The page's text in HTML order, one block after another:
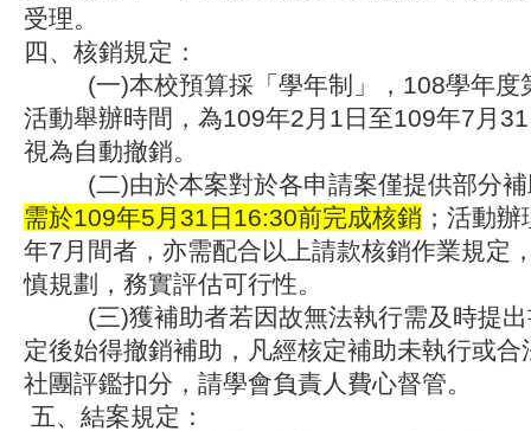
受理。
四、核銷規定：
(一)本校預算採「學年制」，108學年度
活動舉辦時間，為109年2月1日至109年7月
視為自動撤銷。
(二)由於本案對於各申請案僅提供部分補
需於109年5月31日16:30前完成核銷 ；活動
年7月間者，亦需配合以上請款核銷作業規定
慎規劃，務實評估可行性。
(三)獲補助者若因故無法執行需及時提出
定後始得撤銷補助，凡經核定補助未執行或
社團評鑑扣分，請學會負責人費心督管。
五、結案規定：